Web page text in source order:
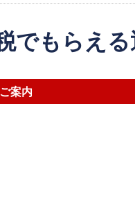
でもらえ
案内